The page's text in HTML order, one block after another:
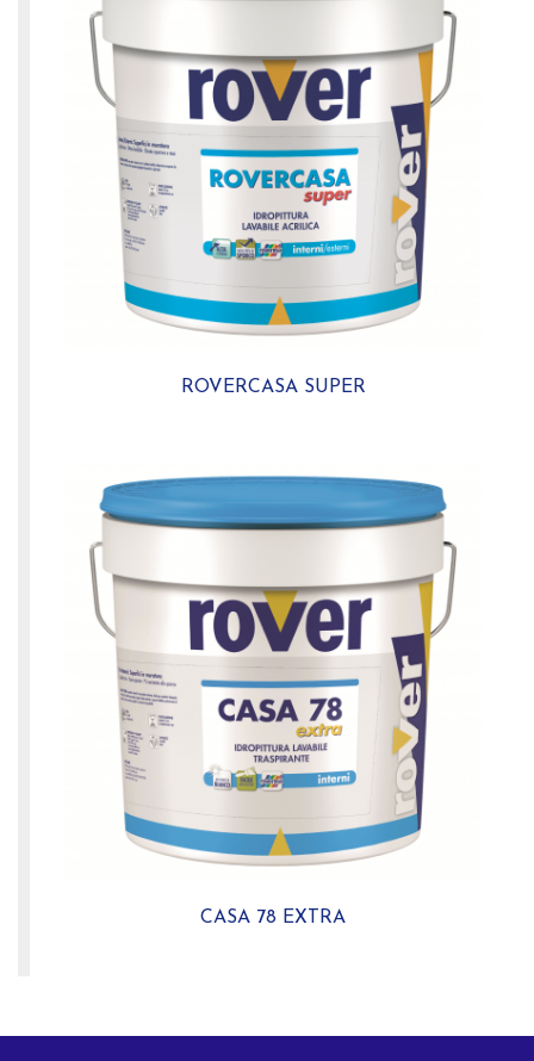
ROVERCASA SUPER
CASA 78 EXTRA